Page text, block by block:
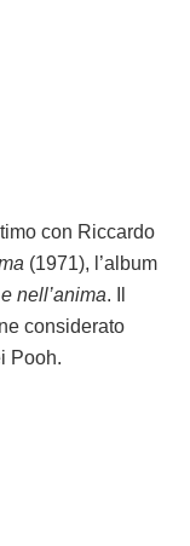
con Riccardo
(1971), l’album
nell’anima. Il
considerato
Pooh.